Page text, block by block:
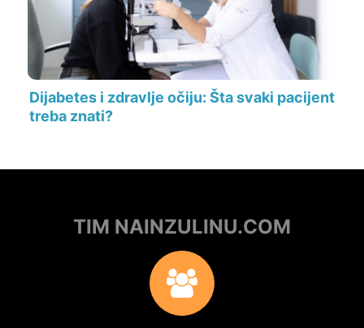
Dijabetes i zdravlje očiju: Šta svaki pacijent
treba znati?
TIM NAINZULINU.COM